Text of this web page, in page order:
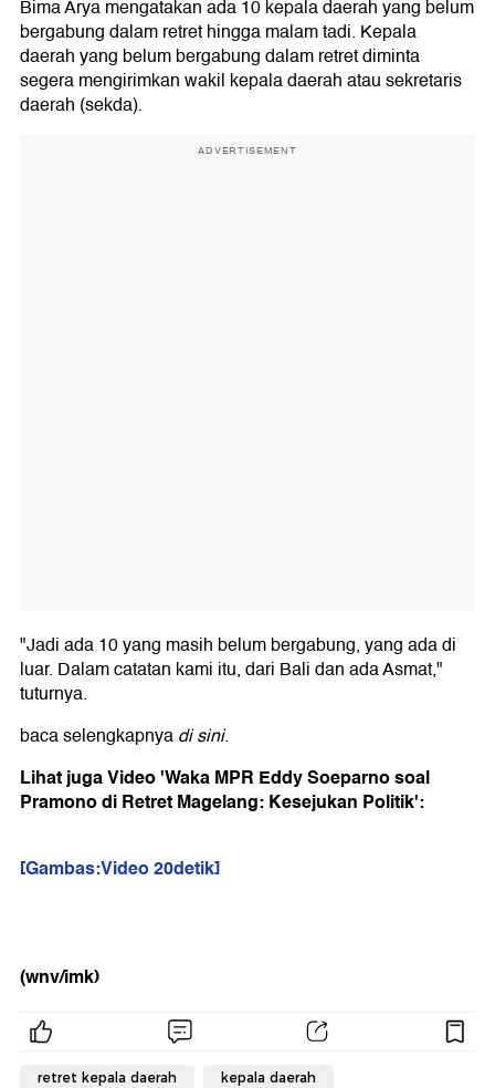
Bima Arya mengatakan ada 10 kepala daerah yang belum
bergabung dalam retret hingga malam tadi. Kepala
daerah yang belum bergabung dalam retret diminta
segera mengirimkan wakil kepala daerah atau sekretaris
daerah (sekda).
ADVERTISEMENT
"Jadi ada 10 yang masih belum bergabung, yang ada di
luar. Dalam catatan kami itu, dari Bali dan ada Asmat,"
tuturnya.
baca selengkapnyadi sini.
Lihat juga Video 'Waka MPR Eddy Soeparno soal
Pramono di Retret Magelang: Kesejukan Politik':
[Gambas:Video 20detik]
(wnv/imk)
retret kepala daerah kepala daerah